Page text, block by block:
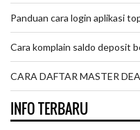
Panduan cara login aplikasi
Cara komplain saldo deposit
CARA DAFTAR MASTER
INFO TERBARU